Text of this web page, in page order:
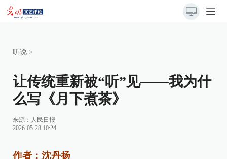
听说 >
让传统重新被“听”见——我为什
么写《月下煮茶》
来源： 人民日报
2026-05-28 10:24
作者：沈丹扬